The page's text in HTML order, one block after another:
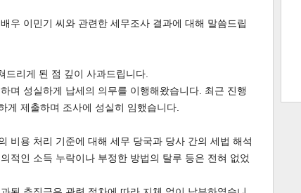
우 이민기 씨와 관련한 세무조사 결과에 대해 말씀드립
리게 된 점 깊이 사과드립니다.
며 성실하게 납세의 의무를 이행해왔습니다. 최근 진행
게 제출하며 조사에 성실히 임했습니다.
비용 처리 기준에 대해 세무 당국과 당사 간의 세법 해석
적인 소득 누락이나 부정한 방법의 탈루 등은 전혀 없었